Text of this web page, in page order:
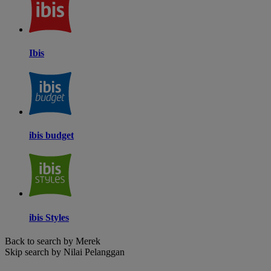
Ibis
ibis budget
ibis Styles
Back to search by Merek
Skip search by Nilai Pelanggan